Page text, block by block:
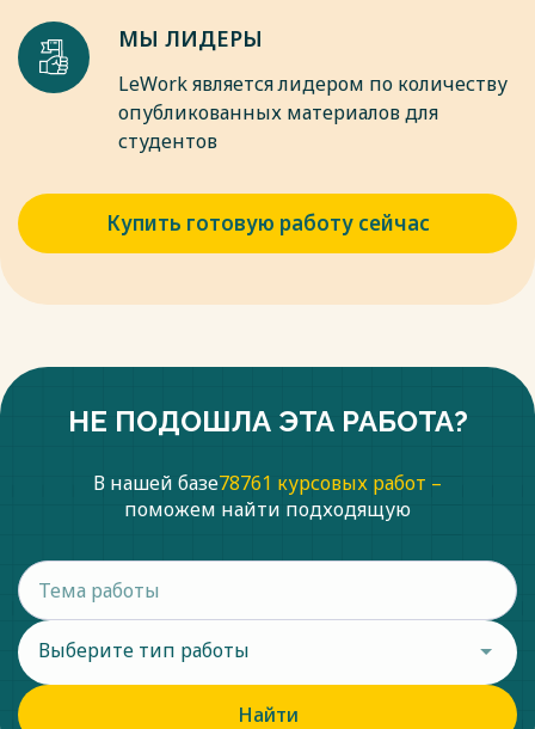
МЫ ЛИДЕРЫ
LeWork является лидером по количеству
опубликованных материалов для
студентов
Купить готовую работу сейчас
НЕ ПОДОШЛА ЭТА РАБОТА?
В нашей базе78761 курсовых работ –
поможем найти подходящую
Выберите тип работы
Найти